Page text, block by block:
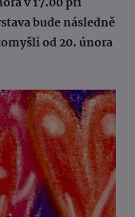
bude následně
od 20. února